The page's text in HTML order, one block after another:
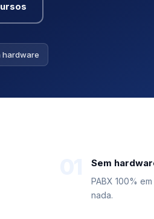
hardware
Sem
PABX 100%
nada.